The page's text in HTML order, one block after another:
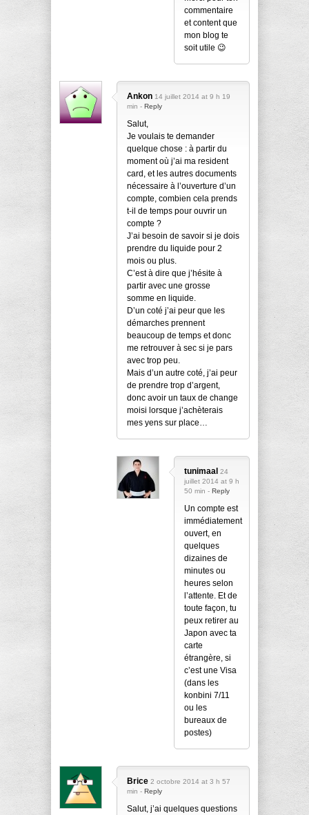
commentaire
et content que
mon blog te
soit utile 😉
Ankon 14 juillet 2014 at 9 h 19
min - Reply
Salut,
Je voulais te demander
quelque chose : à partir du
moment où j’ai ma resident
card, et les autres documents
nécessaire à l’ouverture d’un
compte, combien cela prends
t-il de temps pour ouvrir un
compte ?
J’ai besoin de savoir si je dois
prendre du liquide pour 2
mois ou plus.
C’est à dire que j’hésite à
partir avec une grosse
somme en liquide.
D’un coté j’ai peur que les
démarches prennent
beaucoup de temps et donc
me retrouver à sec si je pars
avec trop peu.
Mais d’un autre coté, j’ai peur
de prendre trop d’argent,
donc avoir un taux de change
moisi lorsque j’achèterais
mes yens sur place…
tunimaal 24
juillet 2014 at 9 h
50 min - Reply
Un compte est
immédiatement
ouvert, en
quelques
dizaines de
minutes ou
heures selon
l’attente. Et de
toute façon, tu
peux retirer au
Japon avec ta
carte
étrangère, si
c’est une Visa
(dans les
konbini 7/11
ou les
bureaux de
postes)
Brice 2 octobre 2014 at 3 h 57
min - Reply
Salut, j’ai quelques questions